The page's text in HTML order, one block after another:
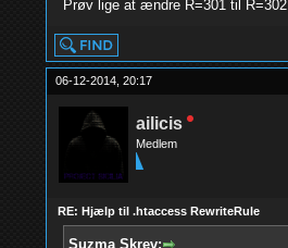
Prøv lige at ændre R=301 til R=302
06-12-2014, 20:17
ailicis
Medlem
RE: Hjælp til .htaccess RewriteRule
Suzma Skrev: